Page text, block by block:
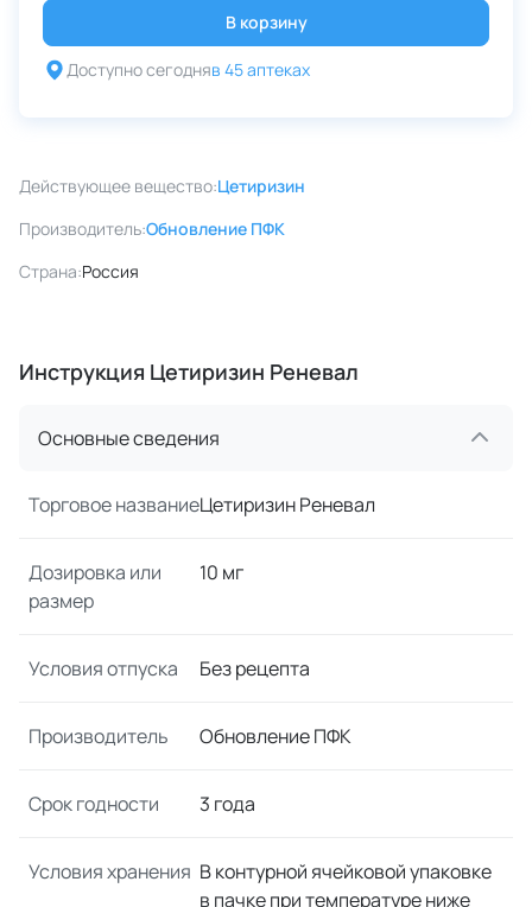
В корзину
Доступно сегодняв 45 аптеках
Действующее вещество:Цетиризин
Производитель:Обновление ПФК
Страна:Россия
Инструкция Цетиризин Реневал
Основные сведения
Торговое названиеЦетиризин Реневал
Дозировка или
размер
10 мг
Условия отпуска Без рецепта
Производитель Обновление ПФК
Срок годности 3 года
Условия хранения В контурной ячейковой упаковке
в пачке при температуре ниже